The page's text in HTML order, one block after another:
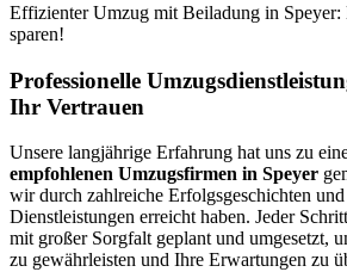
Effizienter Umzug mit Beiladung in Speyer:
sparen!
Professionelle
Ihr Vertrauen
Unsere langjährige Erfahrung hat uns zu
empfohlenen Umzugsfirmen in Speyer
wir durch zahlreiche Erfolgsgeschichten und
Dienstleistungen erreicht haben. Jeder
mit großer Sorgfalt geplant und umgesetzt,
zu gewährleisten und Ihre Erwartungen zu